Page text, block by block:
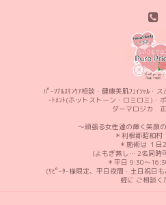
ﾊﾟｰｿﾅﾙｽｷﾝｹｱ相談・健康美肌ﾌｪｲｼｬﾙ・ス
ｰﾄﾒﾝﾄ(ホットストーン・ロミロミ)・
ダーマロジカ
〜頑張る女性達の輝く笑顔
＊利根郡昭和村
＊施術は １日
(よもぎ蒸し… 2名同時
＊平日 9:30〜
(ﾘﾋﾟｰﾀｰ様限定、平日夜間・土日祝日
軽に ご相談く